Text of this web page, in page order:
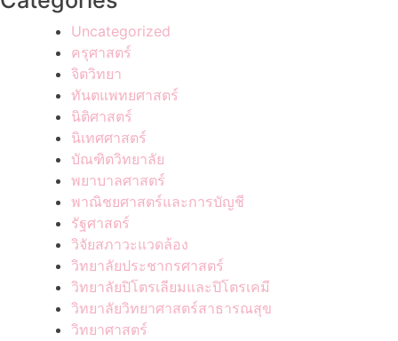
Uncategorized
ครุศาสตร์
จิตวิทยา
ทันตแพทยศาสตร์
นิติศาสตร์
นิเทศศาสตร์
บัณฑิตวิทยาลัย
พยาบาลศาสตร์
พาณิชยศาสตร์และการบัญชี
รัฐศาสตร์
วิจัยสภาวะแวดล้อง
วิทยาลัยประชากรศาสตร์
วิทยาลัยปิโตรเลียมและปิโตรเคมี
วิทยาลัยวิทยาศาสตร์สาธารณสุข
วิทยาศาสตร์